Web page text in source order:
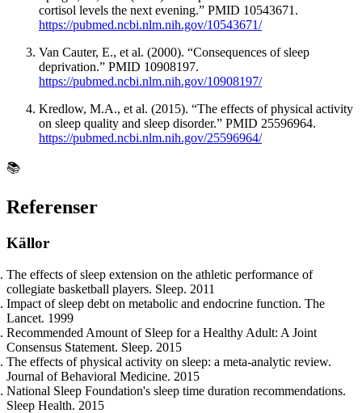
cortisol levels the next evening.” PMID 10543671.
https://pubmed.ncbi.nlm.nih.gov/10543671/
Van Cauter, E., et al. (2000). “Consequences of sleep
deprivation.” PMID 10908197.
https://pubmed.ncbi.nlm.nih.gov/10908197/
Kredlow, M.A., et al. (2015). “The effects of physical activity
on sleep quality and sleep disorder.” PMID 25596964.
https://pubmed.ncbi.nlm.nih.gov/25596964/
📚
Referenser
Källor
The effects of sleep extension on the athletic performance of
collegiate basketball players. Sleep. 2011
Impact of sleep debt on metabolic and endocrine function. The
Lancet. 1999
Recommended Amount of Sleep for a Healthy Adult: A Joint
Consensus Statement. Sleep. 2015
The effects of physical activity on sleep: a meta-analytic review.
Journal of Behavioral Medicine. 2015
National Sleep Foundation's sleep time duration recommendations.
Sleep Health. 2015